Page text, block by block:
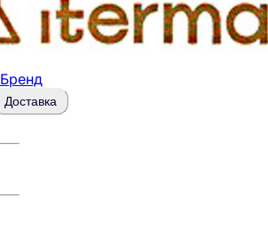
Бренд
Доставка